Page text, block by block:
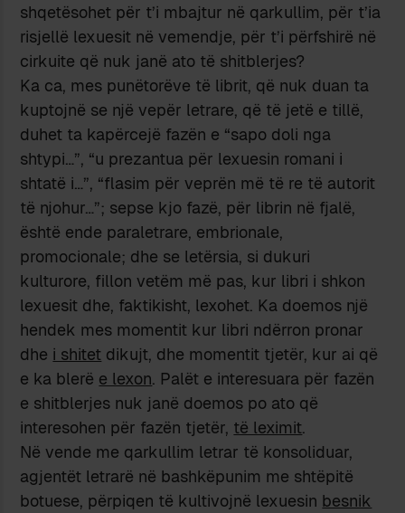
shqetësohet për t’i mbajtur në qarkullim, për t’ia
risjellë lexuesit në vemendje, për t’i përfshirë në
cirkuite që nuk janë ato të shitblerjes?
Ka ca, mes punëtorëve të librit, që nuk duan ta
kuptojnë se një vepër letrare, që të jetë e tillë,
duhet ta kapërcejë fazën e “sapo doli nga
shtypi…”, “u prezantua për lexuesin romani i
shtatë i…”, “flasim për veprën më të re të autorit
të njohur…”; sepse kjo fazë, për librin në fjalë,
është ende paraletrare, embrionale,
promocionale; dhe se letërsia, si dukuri
kulturore, fillon vetëm më pas, kur libri i shkon
lexuesit dhe, faktikisht, lexohet. Ka doemos një
hendek mes momentit kur libri ndërron pronar
dhe i shitet dikujt, dhe momentit tjetër, kur ai që
e ka blerë e lexon. Palët e interesuara për fazën
e shitblerjes nuk janë doemos po ato që
interesohen për fazën tjetër, të leximit.
Në vende me qarkullim letrar të konsoliduar,
agjentët letrarë në bashkëpunim me shtëpitë
botuese, përpiqen të kultivojnë lexuesin besnik